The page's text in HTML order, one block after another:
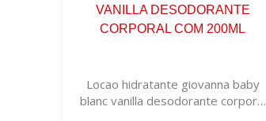
Locao hidratante giovanna baby
blanc vanilla desodorante corporal